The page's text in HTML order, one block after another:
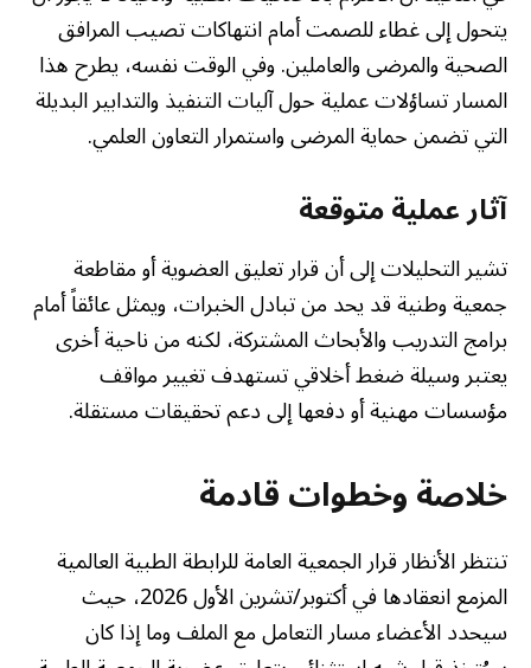
يتحول إلى غطاء للصمت أمام انتهاكات تصيب المرافق
الصحية والمرضى والعاملين. وفي الوقت نفسه، يطرح هذا
المسار تساؤلات عملية حول آليات التنفيذ والتدابير البديلة
التي تضمن حماية المرضى واستمرار التعاون العلمي.
آثار عملية متوقعة
تشير التحليلات إلى أن قرار تعليق العضوية أو مقاطعة
جمعية وطنية قد يحد من تبادل الخبرات، ويمثل عائقاً أمام
برامج التدريب والأبحاث المشتركة، لكنه من ناحية أخرى
يعتبر وسيلة ضغط أخلاقي تستهدف تغيير مواقف
مؤسسات مهنية أو دفعها إلى دعم تحقيقات مستقلة.
خلاصة وخطوات قادمة
تنتظر الأنظار قرار الجمعية العامة للرابطة الطبية العالمية
المزمع انعقادها في أكتوبر/تشرين الأول 2026، حيث
سيحدد الأعضاء مسار التعامل مع الملف وما إذا كان